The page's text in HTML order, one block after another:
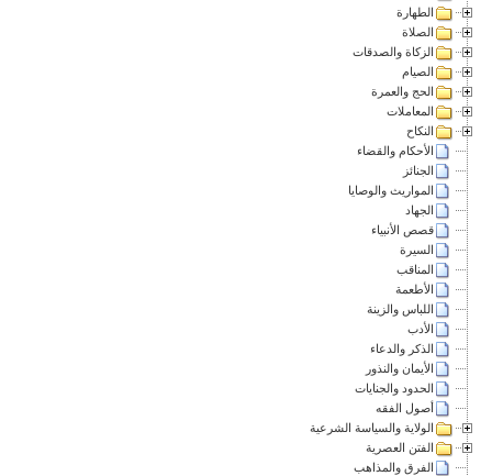
الطهارة
الصلاة
الزكاة والصدقات
الصيام
الحج والعمرة
المعاملات
النكاح
الأحكام والقضاء
الجنائز
المواريث والوصايا
الجهاد
قصص الأنبياء
السيرة
المناقب
الأطعمة
اللباس والزينة
الأدب
الذكر والدعاء
الأيمان والنذور
الحدود والجنايات
أصول الفقه
الولاية والسياسة الشرعية
الفتن العصرية
الفرق والمذاهب